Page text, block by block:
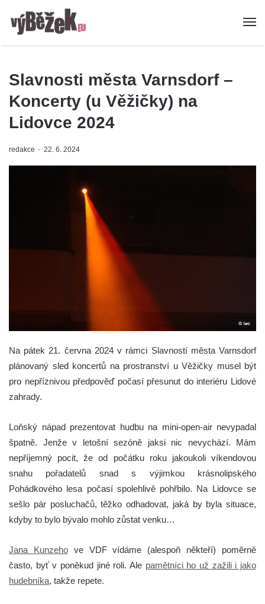
Slavnosti města Varnsdorf –
Koncerty (u Věžičky) na
Lidovce 2024
redakce 22. 6. 2024
Na pátek 21. června 2024 v rámci Slavností města Varnsdorf
plánovaný sled koncertů na prostranství u Věžičky musel být
pro nepříznivou předpověď počasí přesunut do interiéru Lidové
zahrady.
Loňský nápad prezentovat hudbu na mini-open-air nevypadal
špatně. Jenže v letošní sezóně jaksi nic nevychází. Mám
nepříjemný pocit, že od počátku roku jakoukoli víkendovou
snahu pořadatelů snad s výjimkou krásnolipského
Pohádkového lesa počasí spolehlivě pohřbilo. Na Lidovce se
sešlo pár posluchačů, těžko odhadovat, jaká by byla situace,
kdyby to bylo bývalo mohlo zůstat venku…
Jana Kunzehove VDF vídáme (alespoň někteří) poměrně
často, byť v poněkud jiné roli. Ale pamětníci ho už zažili i jako
hudebníka, takže repete.